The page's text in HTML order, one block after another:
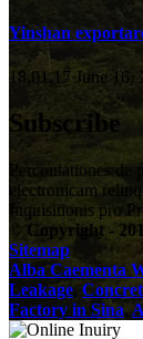
Yinshan
18,01,17 June 16,
Subscribe
Percontationes de
electronicam
Inquisitionis pro
© Copyright -
Sitemap
Alba Caementa
Leakage,
Factory in Sina,